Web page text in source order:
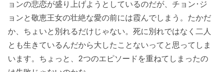
ョンの悲恋が盛り上げようとしているのだが、チョン･ジ
ョンと敬恵王女の壮絶な愛の前には霞んでしまう。たかだ
か、ちょいと別れるだけじゃない。死に別れではなく二人
とも生きているんだから大したことないってと思ってしま
います。ちょっと、2つのエピソードを重ねてしまったの